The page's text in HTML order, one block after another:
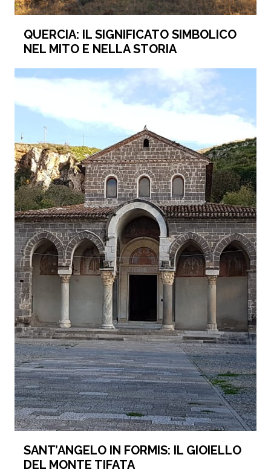
QUERCIA: IL SIGNIFICATO SIMBOLICO
NEL MITO E NELLA STORIA
SANT’ANGELO IN FORMIS: IL GIOIELLO
DEL MONTE TIFATA